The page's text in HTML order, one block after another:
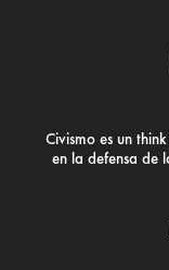
Civismo es un
en la defensa de